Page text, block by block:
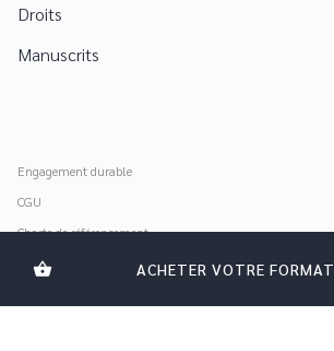
shopping_basket ACHETER VOTRE FORMAT
Droits
Manuscrits
Engagement durable
CGU
Charte de référencement
Données personnelles